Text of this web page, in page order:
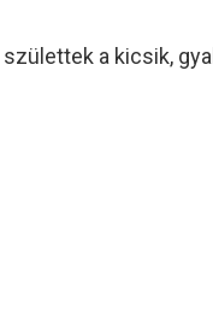
a kicsik,